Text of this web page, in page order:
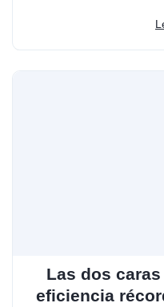
Las dos caras
eficiencia